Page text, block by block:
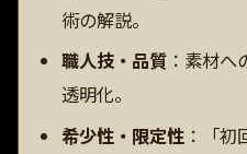
術の解説。
職人技・品質：素材へ
透明化。
希少性・限定性：「初